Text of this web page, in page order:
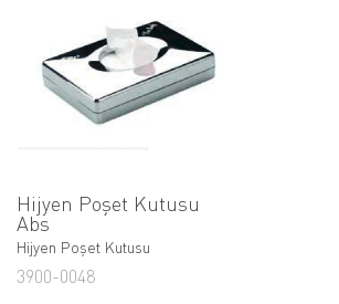
Hijyen Poşet Kutusu
Abs
Hijyen Poşet Kutusu
3900-0048